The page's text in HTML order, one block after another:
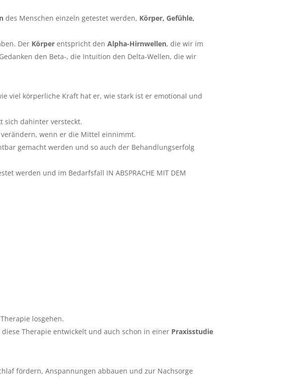
des Menschen einzeln getestet werden, Körper, Gefühle,
Der Körperentspricht denAlpha-Hirnwellen, die wir im
den Beta-, die Intuition den Delta-Wellen, die wir
viel körperliche Kraft hat er, wie stark ist er emotional und
sich dahinter versteckt.
wenn er die Mittel einnimmt.
gemacht werden und so auch der Behandlungserfolg
werden und im Bedarfsfall IN ABSPRACHE MIT DEM
losgehen.
Therapie entwickelt und auch schon in einer Praxisstudie
fördern, Anspannungen abbauen und zur Nachsorge